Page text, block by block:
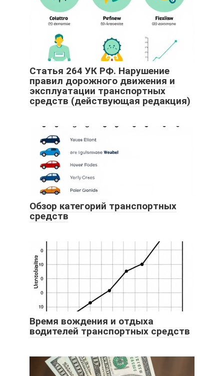
Статья 264 УК РФ. Нарушение
правил дорожного движения и
эксплуатации транспортных
средств (действующая редакция)
Обзор категорий транспортных
средств
Время вождения и отдыха
водителей транспортных средств